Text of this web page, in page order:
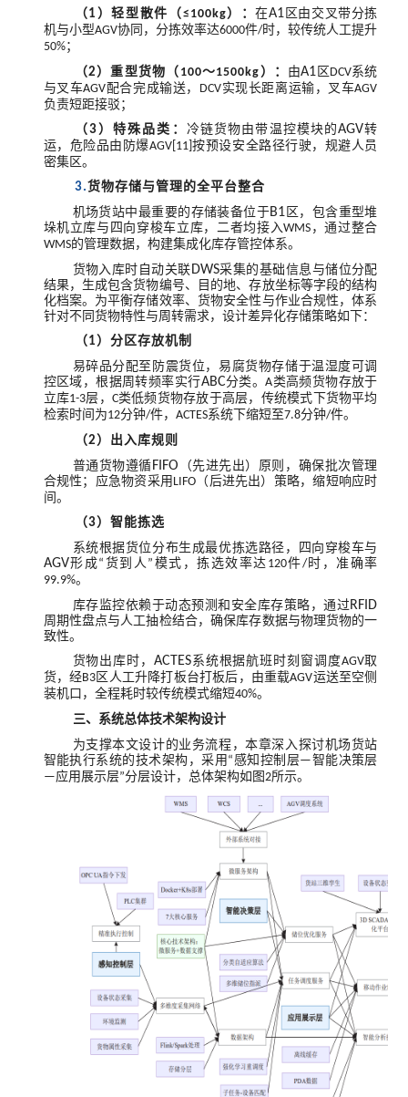
（ 1 ）轻型散件（ ≤100kg）：在A1 区由交叉带分拣
机与小型AGV协同，分拣效率达6000件/时，较传统人工提升
50%；
（2 ）重型货物（ 100～1500kg ）： 由A1 区 DCV系统
与叉车AGV配合完成输送， DCV实现长距离运输，叉车AGV
负责短距接驳；
（ 3 ）特殊品类： 冷链货物由带温控模块的AGV转
运，危险品由防爆AGV[11] 按预设安全路径行驶，规避人员
密集区。
3.货物存储与管理的全平台整合
机场货站中最重要的存储装备位于B1 区，包含重型堆
垛机立库与四向穿梭车立库，二者均接入WMS ，通过整合
WMS的管理数据，构建集成化库存管控体系。
货物入库时自动关联 DWS采集的基础信息与储位分配
结果，生成包含货物编号、目的地、存放坐标等字段的结构
化档案。为平衡存储效率、货物安全性与作业合规性，体系
针对不同货物特性与周转需求，设计差异化存储策略如下：
（ 1 ）分区存放机制
易碎品分配至防震货位，易腐货物存储于温湿度可调
控区域，根据周转频率实行ABC分类。A类高频货物存放于
立库1-3层， C类低频货物存放于高层，传统模式下货物平均
检索时间为12分钟/件， ACTES系统下缩短至7.8分钟/件。
（2 ）出入库规则
普通货物遵循 FIFO （先进先出）原则，确保批次管理
合规性；应急物资采用 LIFO （后进先出）策略，缩短响应时
间。
（3）智能拣选
系统根据货位分布生成最优拣选路径，四向穿梭车与
AGV形成“ 货到人 ” 模式，拣选效率达 120件/时，准确率
99.9%。
库存监控依赖于动态预测和安全库存策略，通过 RFID
周期性盘点与人工抽检结合，确保库存数据与物理货物的一
致性。
货物出库时， ACTES系统根据航班时刻窗调度AGV取
货，经B3 区人工升降打板台打板后，由重载AGV运送至空侧
装机口，全程耗时较传统模式缩短40%。
三、 系统总体技术架构设计
为支撑本文设计的业务流程，本章深入探讨机场货站
智能执行系统的技术架构，采用 “感知控制层—智能决策层
—应用展示层”分层设计，总体架构如图2所示。